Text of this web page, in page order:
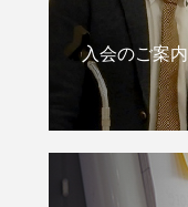
入会のご案内